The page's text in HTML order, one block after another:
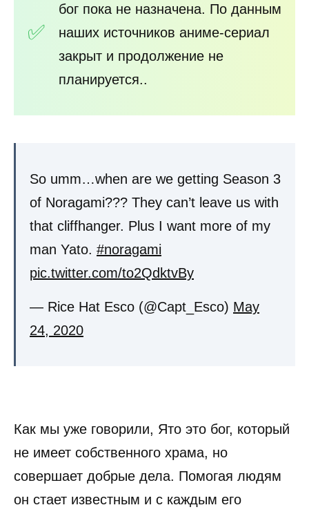
бог пока не назначена. По данным
наших источников аниме-сериал
закрыт и продолжение не
планируется..
So umm…when are we getting Season 3
of Noragami??? They can’t leave us with
that cliffhanger. Plus I want more of my
man Yato. #noragami
pic.twitter.com/to2QdktvBy
— Rice Hat Esco (@Capt_Esco) May
24, 2020
Как мы уже говорили, Ято это бог, который
не имеет собственного храма, но
совершает добрые дела. Помогая людям
он стает известным и с каждым его